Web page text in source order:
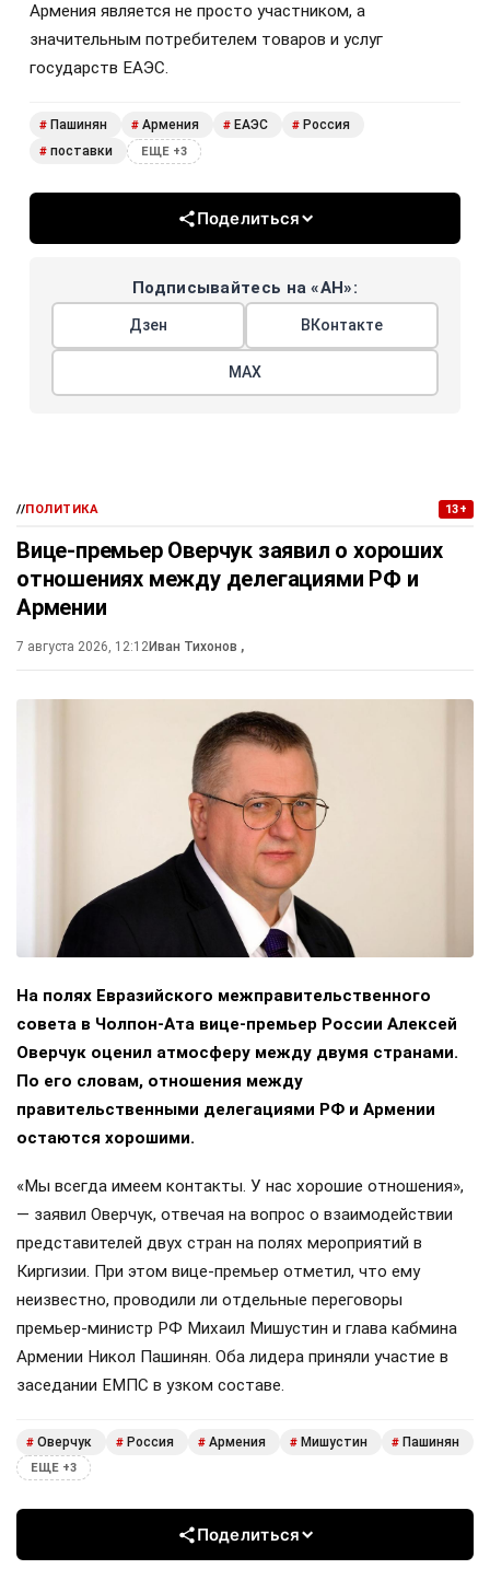
Армения является не просто участником, а
значительным потребителем товаров и услуг
государств ЕАЭС.
# Пашинян # Армения # ЕАЭС # Россия
# поставки ЕЩЕ +3
Поделиться
Подписывайтесь на «АН»:
Дзен ВКонтакте
МАХ
//ПОЛИТИКА 13+
Вице-премьер Оверчук заявил о хороших
отношениях между делегациями РФ и
Армении
7 августа 2026, 12:12Иван Тихонов ,
На полях Евразийского межправительственного
совета в Чолпон-Ата вице-премьер России Алексей
Оверчук оценил атмосферу между двумя странами.
По его словам, отношения между
правительственными делегациями РФ и Армении
остаются хорошими.
«Мы всегда имеем контакты. У нас хорошие отношения»,
— заявил Оверчук, отвечая на вопрос о взаимодействии
представителей двух стран на полях мероприятий в
Киргизии. При этом вице-премьер отметил, что ему
неизвестно, проводили ли отдельные переговоры
премьер-министр РФ Михаил Мишустин и глава кабмина
Армении Никол Пашинян. Оба лидера приняли участие в
заседании ЕМПС в узком составе.
# Оверчук # Россия # Армения # Мишустин # Пашинян
ЕЩЕ +3
Поделиться